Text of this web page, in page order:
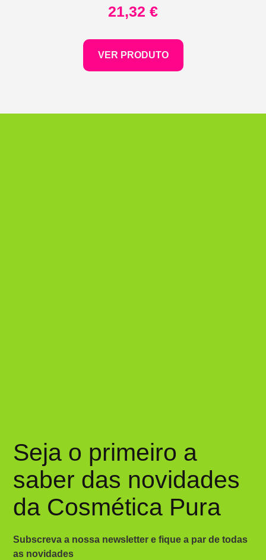
21,32 €
VER PRODUTO
Seja o primeiro a
saber das novidades
da Cosmética Pura
Subscreva a nossa newsletter e fique a par de todas
as novidades